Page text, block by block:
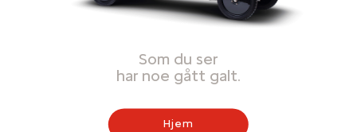
Som du ser
har noe gått galt.
Hjem